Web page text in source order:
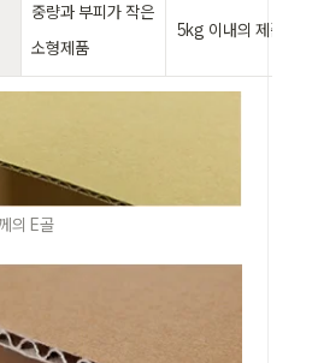
중량과 부피가 작은
소형제품
5kg 이내의 제품
의 E골